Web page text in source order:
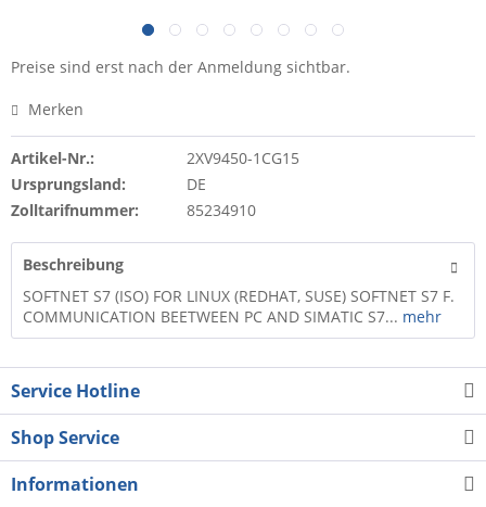
Preise sind erst nach der Anmeldung sichtbar.
Merken
Artikel-Nr.:
2XV9450-1CG15
Ursprungsland:
DE
Zolltarifnummer:
85234910
Beschreibung
SOFTNET S7 (ISO) FOR LINUX (REDHAT, SUSE) SOFTNET S7 F.
COMMUNICATION BEETWEEN PC AND SIMATIC S7... mehr
Service Hotline
Shop Service
Informationen